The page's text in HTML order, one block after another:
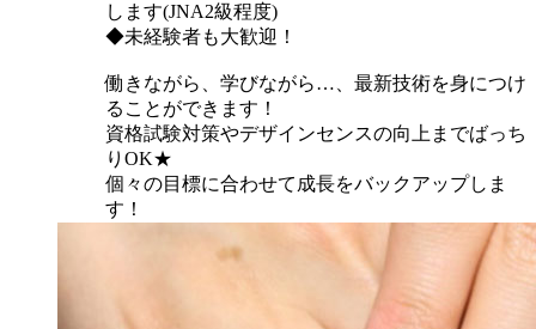
します(JNA2級程度)
◆未経験者も大歓迎！
働きながら、学びながら…、最新技術を身につけ
ることができます！
資格試験対策やデザインセンスの向上までばっち
りOK★
個々の目標に合わせて成長をバックアップしま
す！